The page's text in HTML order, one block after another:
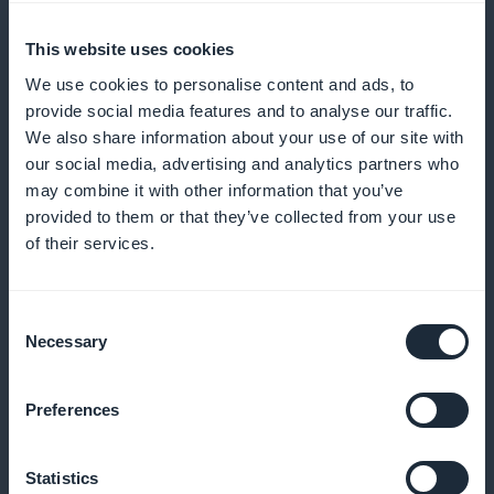
This website uses cookies
We use cookies to personalise content and ads, to
provide social media features and to analyse our traffic.
We also share information about your use of our site with
our social media, advertising and analytics partners who
may combine it with other information that you’ve
provided to them or that they’ve collected from your use
of their services.
Selection
Necessary
Preferences
Statistics
ilmoitukset
Lähetä muistutuksia ja ilmoituksia, jotta vähennät
tulematta jättämisiä ja kannustat säännöllisiin
varauksiin
Palkitse uskollisia asiakkaitasi ainutlaatuisilla eduilla
Eksklusiivinen jäsenkortti